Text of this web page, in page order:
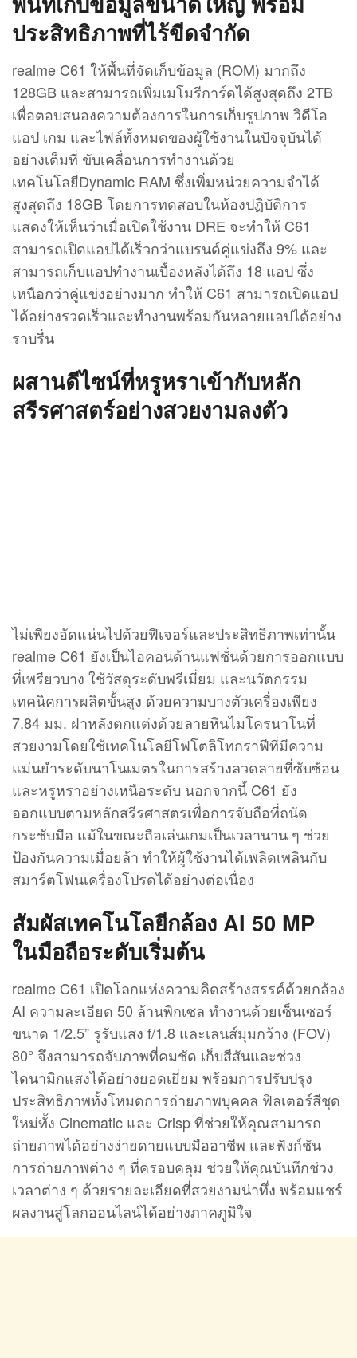
ประสิทธิภาพที่ไร้ขีดจำกัด
realme C61 ให้พื้นที่จัดเก็บข้อมูล (ROM) มากถึง
128GB และสามารถเพิ่มเมโมรีการ์ดได้สูงสุดถึง 2TB
เพื่อตอบสนองความต้องการในการเก็บรูปภาพ วิดีโอ
แอป เกม และไฟล์ทั้งหมดของผู้ใช้งานในปัจจุบันได้
อย่างเต็มที่ ขับเคลื่อนการทำงานด้วย
เทคโนโลยีDynamic RAM ซึ่งเพิ่มหน่วยความจำได้
สูงสุดถึง 18GB โดยการทดสอบในห้องปฏิบัติการ
แสดงให้เห็นว่าเมื่อเปิดใช้งาน DRE จะทำให้ C61
สามารถเปิดแอปได้เร็วกว่าแบรนด์คู่แข่งถึง 9% และ
สามารถเก็บแอปทำงานเบื้องหลังได้ถึง 18 แอป ซึ่ง
เหนือกว่าคู่แข่งอย่างมาก ทำให้ C61 สามารถเปิดแอป
ได้อย่างรวดเร็วและทำงานพร้อมกันหลายแอปได้อย่าง
ราบรื่น
ผสานดีไซน์ที่หรูหราเข้ากับหลัก
สรีรศาสตร์อย่างสวยงามลงตัว
ไม่เพียงอัดแน่นไปด้วยฟีเจอร์และประสิทธิภาพเท่านั้น
realme C61 ยังเป็นไอคอนด้านแฟชั่นด้วยการออกแบบ
ที่เพรียวบาง ใช้วัสดุระดับพรีเมี่ยม และนวัตกรรม
เทคนิคการผลิตขั้นสูง ด้วยความบางตัวเครื่องเพียง
7.84 มม. ฝาหลังตกแต่งด้วยลายหินไมโครนาโนที่
สวยงามโดยใช้เทคโนโลยีโฟโตลิโทกราฟีที่มีความ
แม่นยำระดับนาโนเมตรในการสร้างลวดลายที่ซับซ้อน
และหรูหราอย่างเหนือระดับ นอกจากนี้ C61 ยัง
ออกแบบตามหลักสรีรศาสตรเพื่อการจับถือที่ถนัด
กระชับมือ แม้ในขณะถือเล่นเกมเป็นเวลานาน ๆ ช่วย
ป้องกันความเมื่อยล้า ทำให้ผู้ใช้งานได้เพลิดเพลินกับ
สมาร์ตโฟนเครื่องโปรดได้อย่างต่อเนื่อง
สัมผัสเทคโนโลยีกล้อง AI 50 MP
ในมือถือระดับเริ่มต้น
realme C61 เปิดโลกแห่งความคิดสร้างสรรค์ด้วยกล้อง
AI ความละเอียด 50 ล้านพิกเซล ทำงานด้วยเซ็นเซอร์
ขนาด 1/2.5” รูรับแสง f/1.8 และเลนส์มุมกว้าง (FOV)
80° จึงสามารถจับภาพที่คมชัด เก็บสีสันและช่วง
ไดนามิกแสงได้อย่างยอดเยี่ยม พร้อมการปรับปรุง
ประสิทธิภาพทั้งโหมดการถ่ายภาพบุคคล ฟิลเตอร์สีชุด
ใหม่ทั้ง Cinematic และ Crisp ที่ช่วยให้คุณสามารถ
ถ่ายภาพได้อย่างง่ายดายแบบมืออาชีพ และฟังก์ชัน
การถ่ายภาพต่าง ๆ ที่ครอบคลุม ช่วยให้คุณบันทึกช่วง
เวลาต่าง ๆ ด้วยรายละเอียดที่สวยงามน่าทึ่ง พร้อมแชร์
ผลงานสู่โลกออนไลน์ได้อย่างภาคภูมิใจ